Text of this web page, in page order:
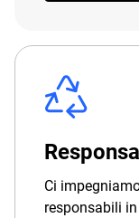
Ci
responsabili